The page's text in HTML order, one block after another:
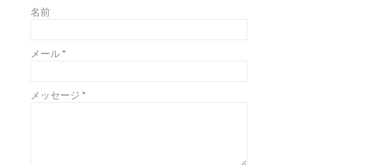
名前
メール*
メッセージ*